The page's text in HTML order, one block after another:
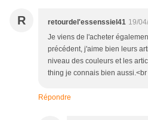
R retourdel'essenssiel41 19/
Je viens de l'acheter
précédent, j'aime bien leurs
niveau des couleurs et les
thing je connais bien aussi.<br
Répondre